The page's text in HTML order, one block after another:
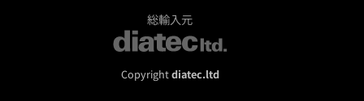
総輸入元
Copyrightdiatec.ltd